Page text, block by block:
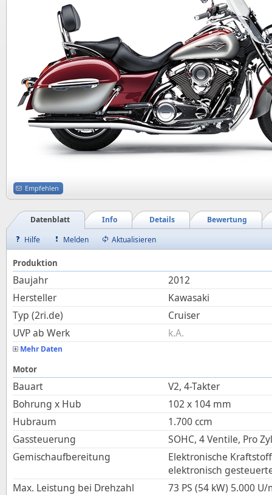
Empfehlen
Bewertung
Details
Info
Datenblatt
Hilfe
Melden Aktualisieren
Produktion
Baujahr
2012
Hersteller
Kawasaki
Typ (2ri.de)
Cruiser
UVP ab Werk
k.A.
Mehr Daten
Motor
Bauart
V2, 4-Takter
Bohrung x Hub
102 x 104 mm
Hubraum
1.700 ccm
Gassteuerung
SOHC, 4 Ventile, Pro
Gemischaufbereitung
Elektronische
elektronisch
Max. Leistung bei Drehzahl
73 PS (54 kW) 5.000 U/